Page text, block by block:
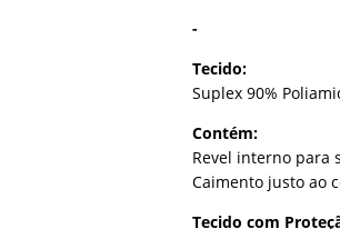
-
Tecido:
Suplex 90%
Contém:
Revel interno para
Caimento justo ao
Tecido com